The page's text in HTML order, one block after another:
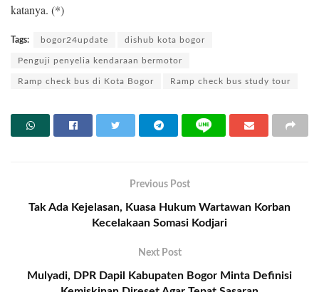
katanya. (*)
Tags: bogor24update dishub kota bogor
Penguji penyelia kendaraan bermotor
Ramp check bus di Kota Bogor Ramp check bus study tour
Previous Post
Tak Ada Kejelasan, Kuasa Hukum Wartawan Korban
Kecelakaan Somasi Kodjari
Next Post
Mulyadi, DPR Dapil Kabupaten Bogor Minta Definisi